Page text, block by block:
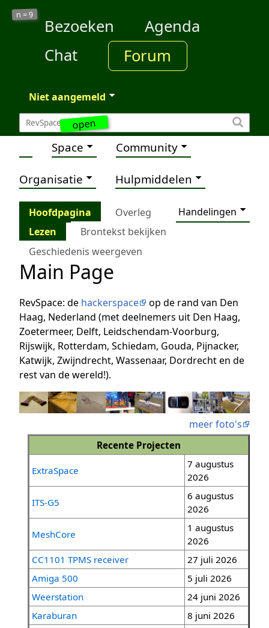
open
n =9
Bezoeken
Agenda
Chat
Forum
Niet aangemeld
Space Community
Organisatie Hulpmiddelen
Hoofdpagina Overleg
Handelingen
Lezen
Brontekst bekijken
Geschiedenis weergeven
Main Page
RevSpace: de hackerspace
op de rand van Den
Haag, Nederland (met deelnemers uit Den Haag,
Zoetermeer, Delft, Leidschendam-Voorburg,
Rijswijk, Rotterdam, Schiedam, Gouda, Pijnacker,
Katwijk, Zwijndrecht, Wassenaar, Dordrecht en de
rest van de wereld!).
meer foto's
Recente Projecten
ExtraSpace
7 augustus
2026
ITS-G5
6 augustus
2026
MeshCore
1 augustus
2026
CC1101 TPMS receiver
27 juli 2026
Amiga 500
5 juli 2026
Weerstation
24 juni 2026
Karaburan
8 juni 2026